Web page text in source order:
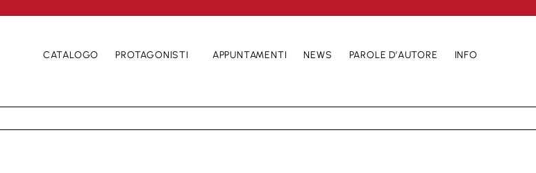
CATALOGO PROTAGONISTI APPUNTAMENTI NEWS PAROLE D’AUTORE INFO